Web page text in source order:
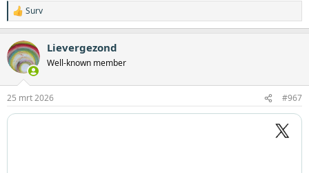
W
a
r
d
e
n
g
Surv
Lievergezond
Well-known member
25 mrt 2026 #967